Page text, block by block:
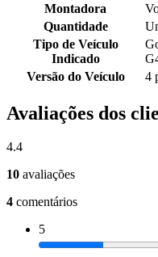
Montadora
Quantidade
Tipo de Veículo
Indicado
Versão do Veículo
4
Avaliações dos
4.4
10 avaliações
4 comentários
5